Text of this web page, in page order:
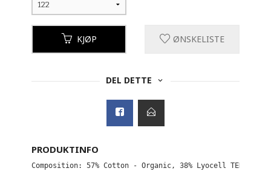
KJØP ØNSKELISTE
DEL DETTE
PRODUKTINFO
Composition: 57% Cotton - Organic, 38% Lyocell TENCEL™,